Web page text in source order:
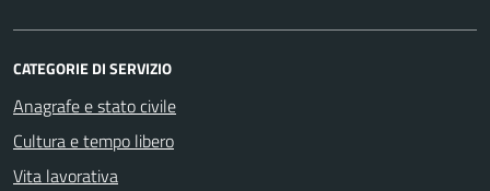
CATEGORIE DI SERVIZIO
Anagrafe e stato civile
Cultura e tempo libero
Vita lavorativa